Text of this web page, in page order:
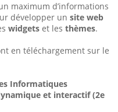
maximum d’informations
développer un site web
widgets et les thèmes.
en téléchargement sur le
Informatiques
et interactif (2e